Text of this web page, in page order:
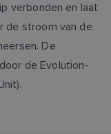
verbonden en laat
de stroom van de
De
de Evolution-